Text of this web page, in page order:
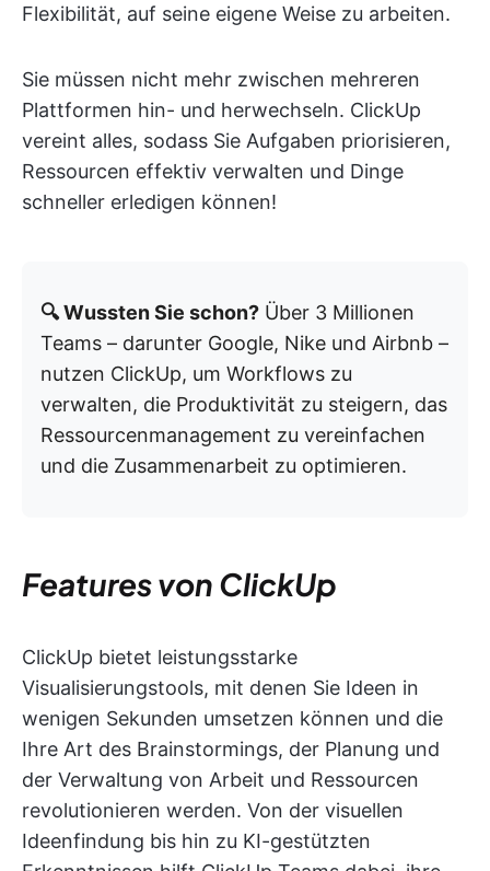
Flexibilität, auf seine eigene Weise zu arbeiten.
Sie müssen nicht mehr zwischen mehreren
Plattformen hin- und herwechseln. ClickUp
vereint alles, sodass Sie Aufgaben priorisieren,
Ressourcen effektiv verwalten und Dinge
schneller erledigen können!
🔍 Wussten Sie schon? Über 3 Millionen
Teams – darunter Google, Nike und Airbnb –
nutzen ClickUp, um Workflows zu
verwalten, die Produktivität zu steigern, das
Ressourcenmanagement zu vereinfachen
und die Zusammenarbeit zu optimieren.
Features von ClickUp
ClickUp bietet leistungsstarke
Visualisierungstools, mit denen Sie Ideen in
wenigen Sekunden umsetzen können und die
Ihre Art des Brainstormings, der Planung und
der Verwaltung von Arbeit und Ressourcen
revolutionieren werden. Von der visuellen
Ideenfindung bis hin zu KI-gestützten